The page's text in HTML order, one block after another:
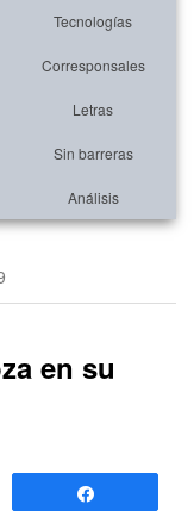
Tecnologías
Corresponsales
Letras
Sin barreras
Análisis
en su